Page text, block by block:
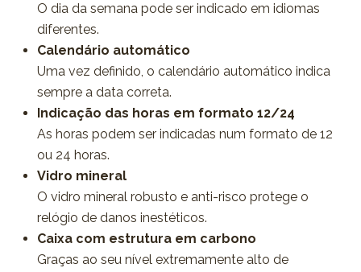
O dia da semana pode ser indicado em idiomas
diferentes.
Calendário automático
Uma vez definido, o calendário automático indica
sempre a data correta.
Indicação das horas em formato 12/24
As horas podem ser indicadas num formato de 12
ou 24 horas.
Vidro mineral
O vidro mineral robusto e anti-risco protege o
relógio de danos inestéticos.
Caixa com estrutura em carbono
Graças ao seu nível extremamente alto de